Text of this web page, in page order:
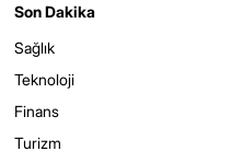
Son Dakika
Sağlık
Teknoloji
Finans
Turizm